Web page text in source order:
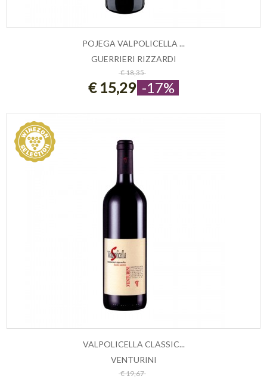
ESAURITO
POJEGA VALPOLICELLA ...
GUERRIERI RIZZARDI
€ 18,35
€ 15,29 -17%
ESAURITO
VALPOLICELLA CLASSIC...
VENTURINI
€ 19,67